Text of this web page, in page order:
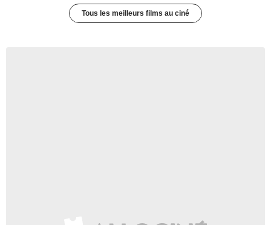
Tous les meilleurs films au ciné